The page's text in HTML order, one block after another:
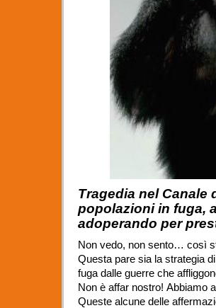
Tragedia nel Canale
popolazioni in fuga,
adoperando per
Non vedo, non sento… così
Questa pare sia la strategia
fuga dalle guerre che
Non è affar nostro! Abbiamo
Queste alcune delle